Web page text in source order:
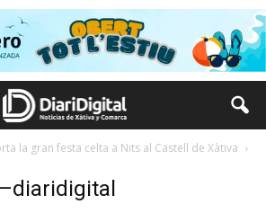
la gran festa celta a Nits al Castell de Xàtiva